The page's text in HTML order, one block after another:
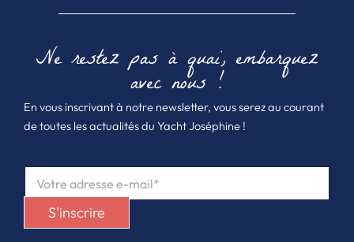
Ne restez pas à quai, embarquez
avec nous !
En vous inscrivant à notre newsletter, vous serez au courant
de toutes les actualités du Yacht Joséphine !
L
S'inscrire